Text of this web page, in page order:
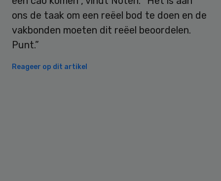
ons de taak om een reëel bod te doen en de
vakbonden moeten dit reëel beoordelen.
Punt.”
Reageer op dit artikel